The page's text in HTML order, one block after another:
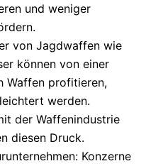
und weniger
von Jagdwaffen wie
können von einer
Waffen profitieren,
werden.
der Waffenindustrie
diesen Druck.
: Konzerne